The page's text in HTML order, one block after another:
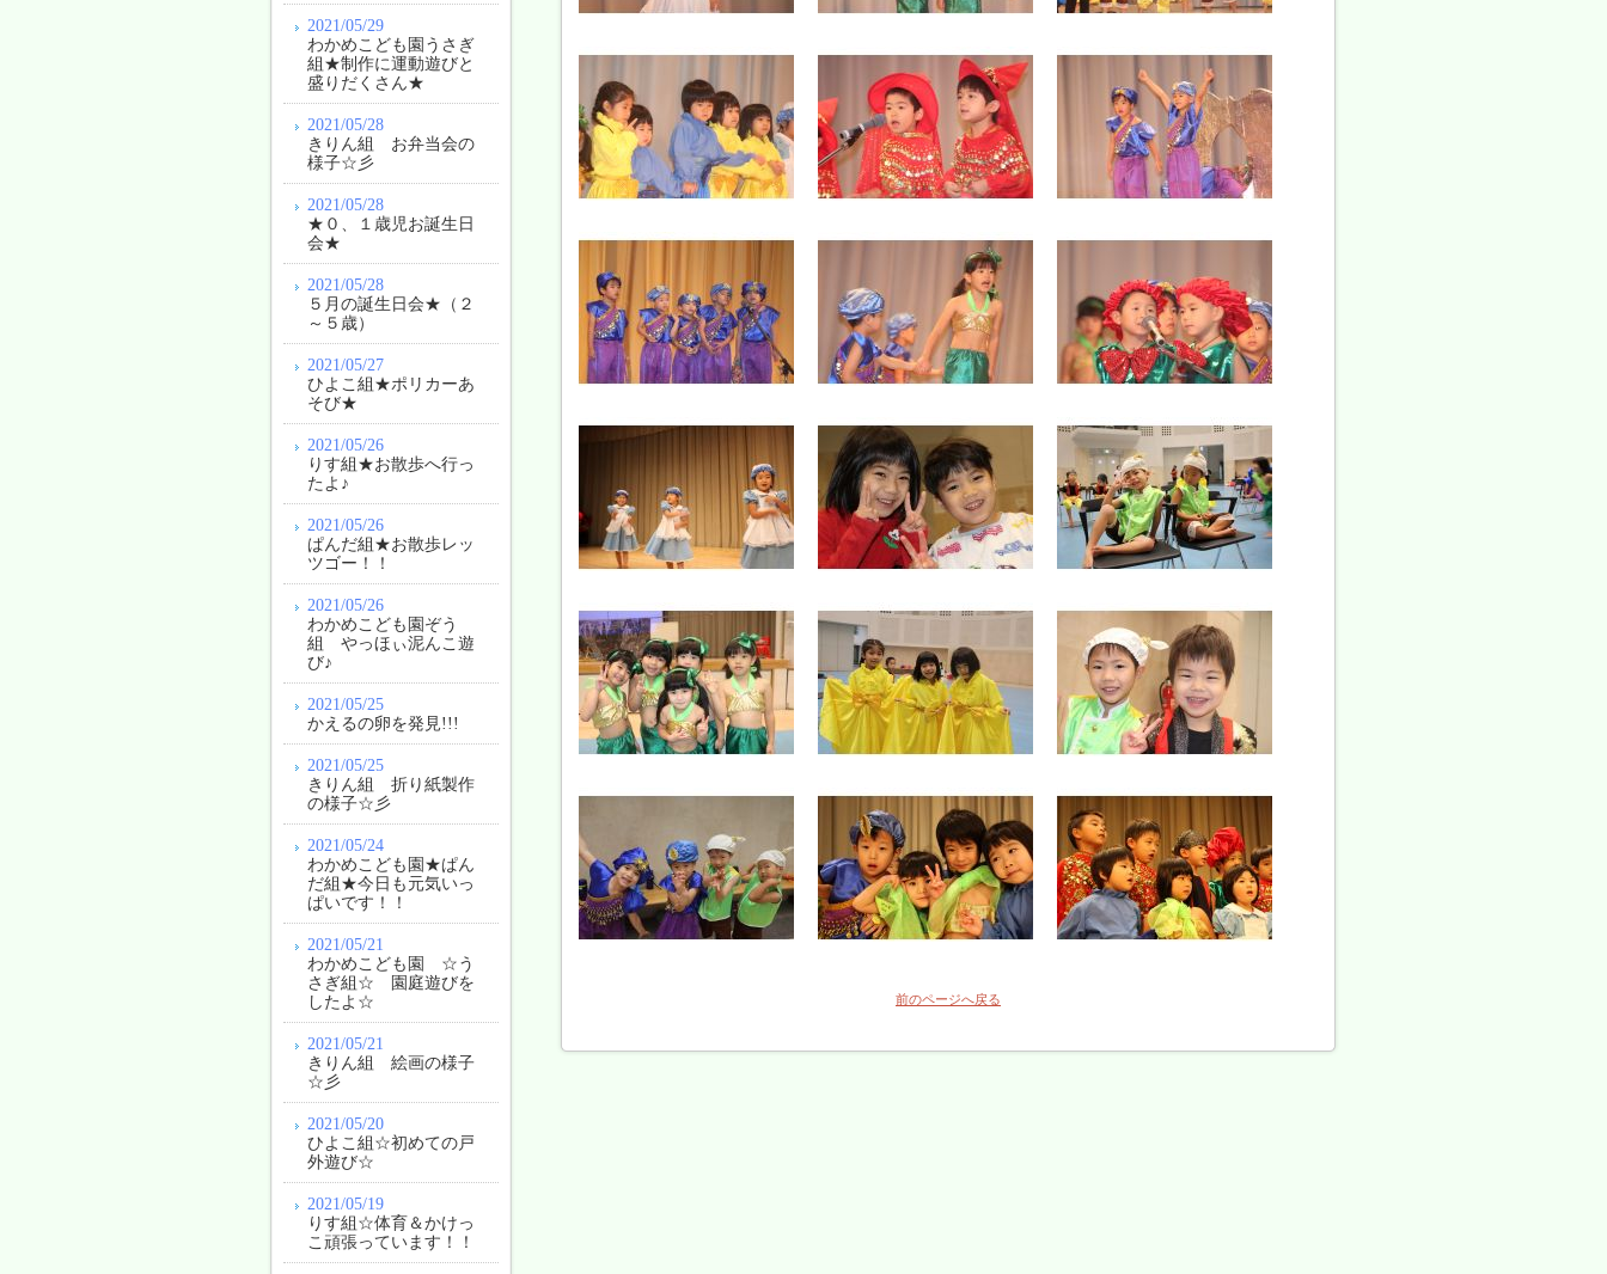
前のページへ戻る
2021/05/29
わかめこども園うさぎ
組★制作に運動遊びと
盛りだくさん★
2021/05/28
きりん組 お弁当会の
様子☆彡
2021/05/28
★０、１歳児お誕生日
会★
2021/05/28
５月の誕生日会★（２
～５歳）
2021/05/27
ひよこ組★ポリカーあ
そび★
2021/05/26
りす組★お散歩へ行っ
たよ♪
2021/05/26
ぱんだ組★お散歩レッ
ツゴー！！
2021/05/26
わかめこども園ぞう
組 やっほぃ泥んこ遊
び♪
2021/05/25
かえるの卵を発見!!!
2021/05/25
きりん組 折り紙製作
の様子☆彡
2021/05/24
わかめこども園★ぱん
だ組★今日も元気いっ
ぱいです！！
2021/05/21
わかめこども園 ☆う
さぎ組☆ 園庭遊びを
したよ☆
2021/05/21
きりん組 絵画の様子
☆彡
2021/05/20
ひよこ組☆初めての戸
外遊び☆
2021/05/19
りす組☆体育＆かけっ
こ頑張っています！！